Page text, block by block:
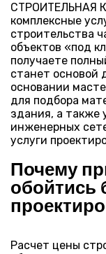
СТРОИТЕЛЬНАЯ
комплексные
строительства
объектов «под
получаете
станет основой
основании
для подбора
здания, а также
инженерных
услуги
Почему
обойтись
Расчет цены